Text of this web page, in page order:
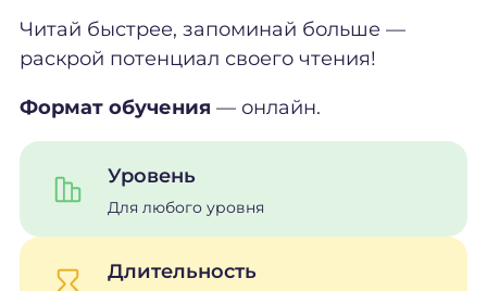
Читай быстрее, запоминай больше —
раскрой потенциал своего чтения!
Формат обучения — онлайн.
Уровень
Для любого уровня
Длительность